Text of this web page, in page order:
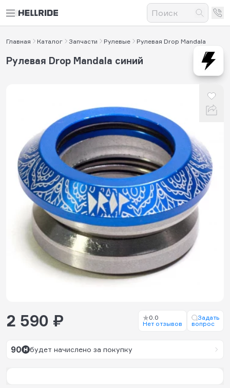
Главная Каталог Запчасти Рулевые Рулевая Drop Mandala
Рулевая Drop Mandala синий
2 590 ₽
0.0
Нет отзывов
Задать
вопрос
90 будет начислено за покупку